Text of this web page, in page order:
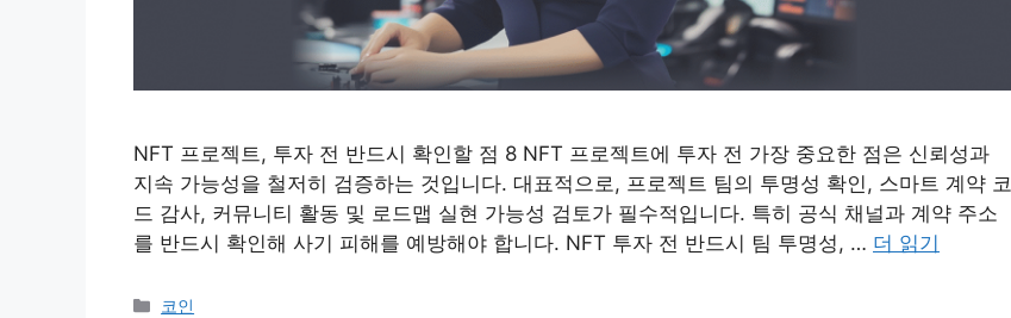
NFT 프로젝트, 투자 전 반드시 확인할 점 8 NFT 프로젝트에 투자 전 가장 중요한 점은 신뢰성과
지속 가능성을 철저히 검증하는 것입니다. 대표적으로, 프로젝트 팀의 투명성 확인, 스마트 계약 코
드 감사, 커뮤니티 활동 및 로드맵 실현 가능성 검토가 필수적입니다. 특히 공식 채널과 계약 주소
를 반드시 확인해 사기 피해를 예방해야 합니다. NFT 투자 전 반드시 팀 투명성, … 더 읽기
카
코인